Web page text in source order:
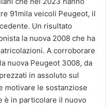
91mila veicoli Peugeot, il
Un risultato
la nuova 2008 che ha
A corroborare
nuova Peugeot 3008, da
in assoluto sul
motivare le sostanziose
è in particolare il nuovo